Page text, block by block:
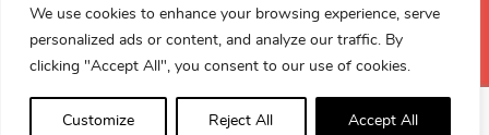
We use cookies to enhance your browsing experience, serve
personalized ads or content, and analyze our traffic. By
clicking "Accept All", you consent to our use of cookies.
Customize Reject All Accept All